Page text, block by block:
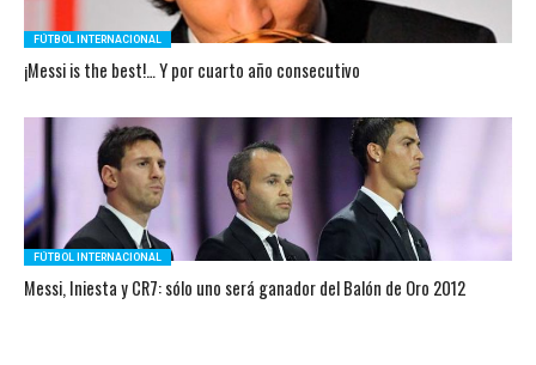
FÚTBOL INTERNACIONAL
¡Messi is the best!… Y por cuarto año consecutivo
FÚTBOL INTERNACIONAL
Messi, Iniesta y CR7: sólo uno será ganador del Balón de Oro 2012